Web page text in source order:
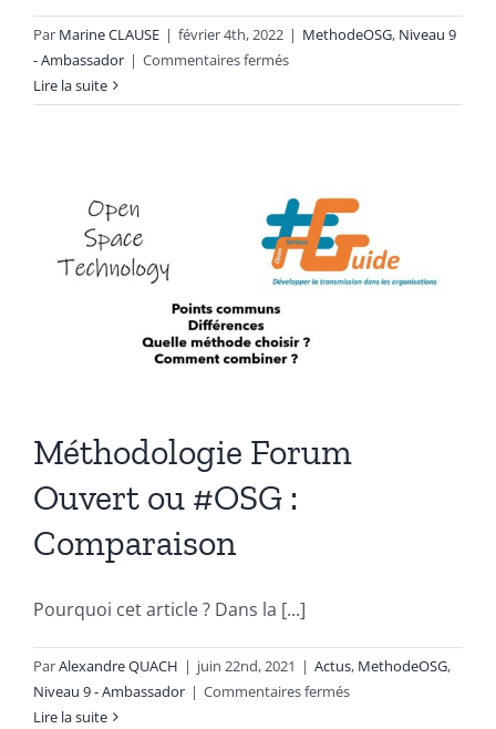
Par Marine CLAUSE | février 4th, 2022 | MethodeOSG, Niveau 9
- Ambassador | Commentaires ferméssur
902
rattacher
les
communautés
d’entreprise
Lire la suite
Méthodologie Forum
Ouvert ou #OSG :
Comparaison
Pourquoi cet article ? Dans la [...]
ParAlexandre QUACH | juin 22nd, 2021 | Actus, MethodeOSG,
Niveau 9 - Ambassador | Commentaires ferméssur
Lire la suite